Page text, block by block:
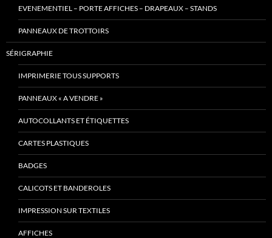
EVENEMENTIEL – PORTE AFFICHES – DRAPEAUX – STANDS
PANNEAUX DE TROTTOIRS
SÉRIGRAPHIE
IMPRIMERIE TOUS SUPPORTS
PANNEAUX « A VENDRE »
AUTOCOLLANTS ET ÉTIQUETTES
CARTES PLASTIQUES
BADGES
CALICOTS ET BANDEROLES
IMPRESSION SUR TEXTILES
AFFICHES